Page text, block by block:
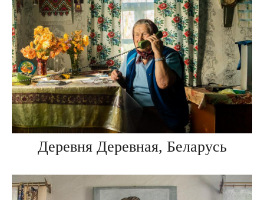
Деревня Деревная, Беларусь